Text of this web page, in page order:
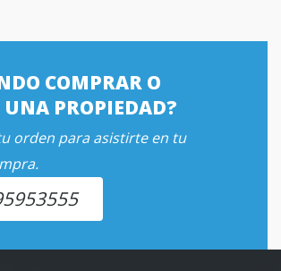
COMPRAR O
UNA PROPIEDAD?
orden para asistirte en tu